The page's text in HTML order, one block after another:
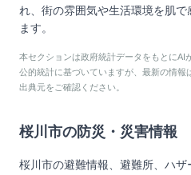
れ、街の雰囲気や生活環境を肌
ます。
本セクションは政府統計データをもとにAI
公的統計に基づいていますが、最新の情報
出典元をご確認ください。
桜川市の防災・災害情報
桜川市の避難情報、避難所、ハザ